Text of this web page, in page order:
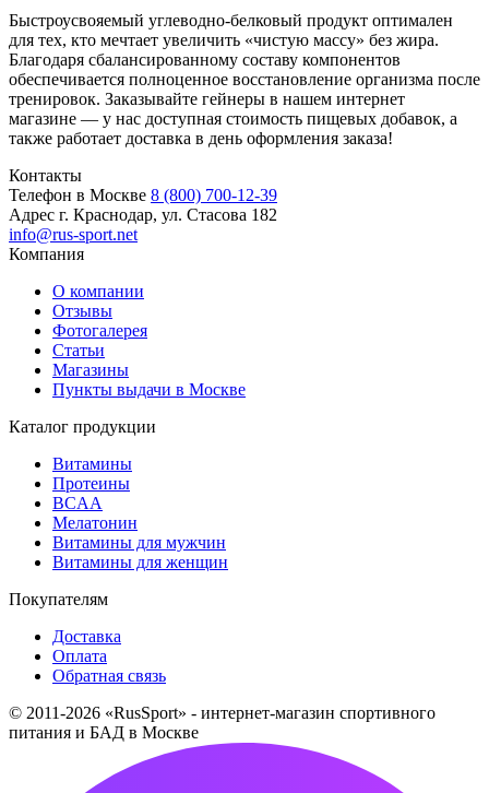
Быстроусвояемый углеводно-белковый продукт оптимален
для тех, кто мечтает увеличить «чистую массу» без жира.
Благодаря сбалансированному составу компонентов
обеспечивается полноценное восстановление организма после
тренировок. Заказывайте гейнеры в нашем интернет
магазине — у нас доступная стоимость пищевых добавок, а
также работает доставка в день оформления заказа!
Контакты
Телефон в Москве 8 (800) 700-12-39
Адрес г. Краснодар, ул. Стасова 182
info@rus-sport.net
Компания
О компании
Отзывы
Фотогалерея
Статьи
Магазины
Пункты выдачи в Москве
Каталог продукции
Витамины
Протеины
BCAA
Мелатонин
Витамины для мужчин
Витамины для женщин
Покупателям
Доставка
Оплата
Обратная связь
© 2011-2026 «RusSport» - интернет-магазин спортивного
питания и БАД в Москве